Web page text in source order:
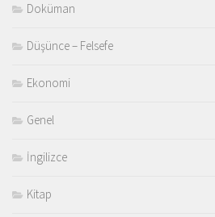
Doküman
Düşünce – Felsefe
Ekonomi
Genel
İngilizce
Kitap